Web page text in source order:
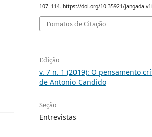
107–114. https://doi.org/10.35921/
Fomatos de Citação
Edição
v. 7 n. 1 (2019): O pensamento
de Antonio Candido
Seção
Entrevistas